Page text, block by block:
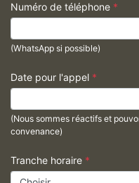
Numéro de téléphone *
(WhatsApp si possible)
Date pour l'appel *
(Nous sommes réactifs et
convenance)
Tranche horaire *